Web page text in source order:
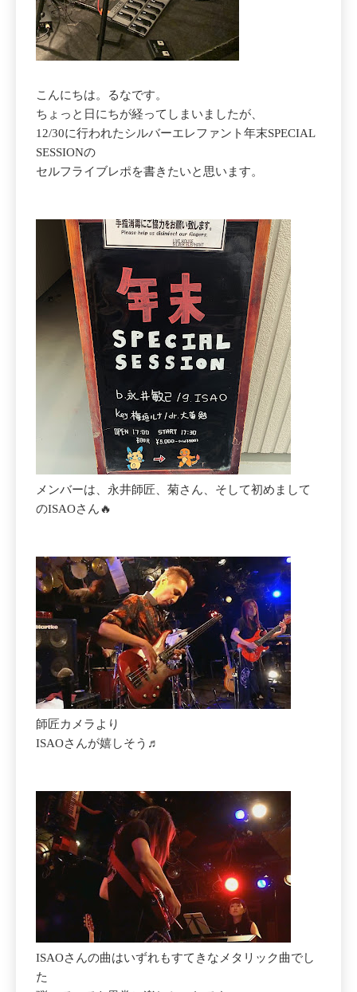
こんにちは。るなです。
ちょっと日にちが経ってしまいましたが、
12/30に行われたシルバーエレファント年末SPECIAL
SESSIONの
セルフライブレポを書きたいと思います。
メンバーは、永井師匠、菊さん、そして初めまして
のISAOさん🔥
師匠カメラより
ISAOさんが嬉しそう♬
ISAOさんの曲はいずれもすてきなメタリック曲でし
た